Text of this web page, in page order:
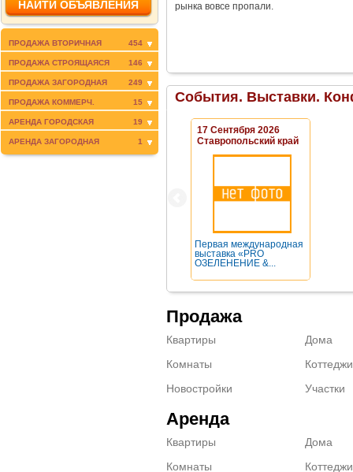
ПРОДАЖА ВТОРИЧНАЯ 454
ПРОДАЖА СТРОЯЩАЯСЯ 146
ПРОДАЖА ЗАГОРОДНАЯ 249
ПРОДАЖА КОММЕРЧ. 15
АРЕНДА ГОРОДСКАЯ 19
АРЕНДА ЗАГОРОДНАЯ 1
рынка вовсе пропали.
События. Выставки.
17 Сентября 2026
Ставропольский край
Первая международная
выставка «PRO
ОЗЕЛЕНЕНИЕ &...
Продажа
Квартиры
Комнаты
Новостройки
Дома
Коттеджи
Участки
Аренда
Квартиры
Комнаты
Дома
Коттеджи